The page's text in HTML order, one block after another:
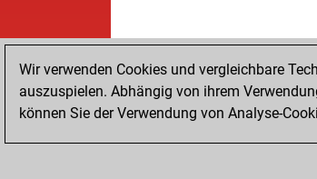
Wir verwenden Cookies und vergleichbare
auszuspielen. Abhängig von ihrem
können Sie der Verwendung von Analyse-